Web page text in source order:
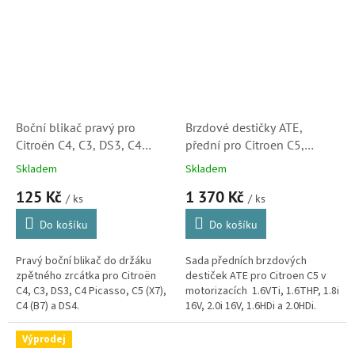
Boční blikač pravý pro
Citroën C4, C3, DS3, C4
Picasso, C5 (X7), C4 (B7),
180357002)
Skladem
125 Kč / ks
Do košíku
Pravý boční blikač do držáku
zpětného zrcátka pro Citroën
C4, C3, DS3, C4 Picasso, C5 (X7),
C4 (B7) a DS4.
Brzdové destičky ATE,
přední pro Citroen C5,
1.6VTi, 1.6THP, 1.8i 16V, 2.0i
425424, 1610103880,
607252)
Skladem
1 370 Kč / ks
Do košíku
Sada předních brzdových
destiček ATE pro Citroen C5 v
motorizacích 1.6VTi, 1.6THP, 1.8i
16V, 2.0i 16V, 1.6HDi a 2.0HDi.
(Peugeot 407 a 508)
Výprodej